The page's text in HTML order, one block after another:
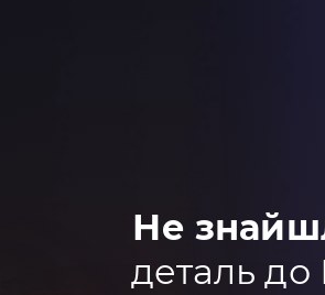
Не
деталь до